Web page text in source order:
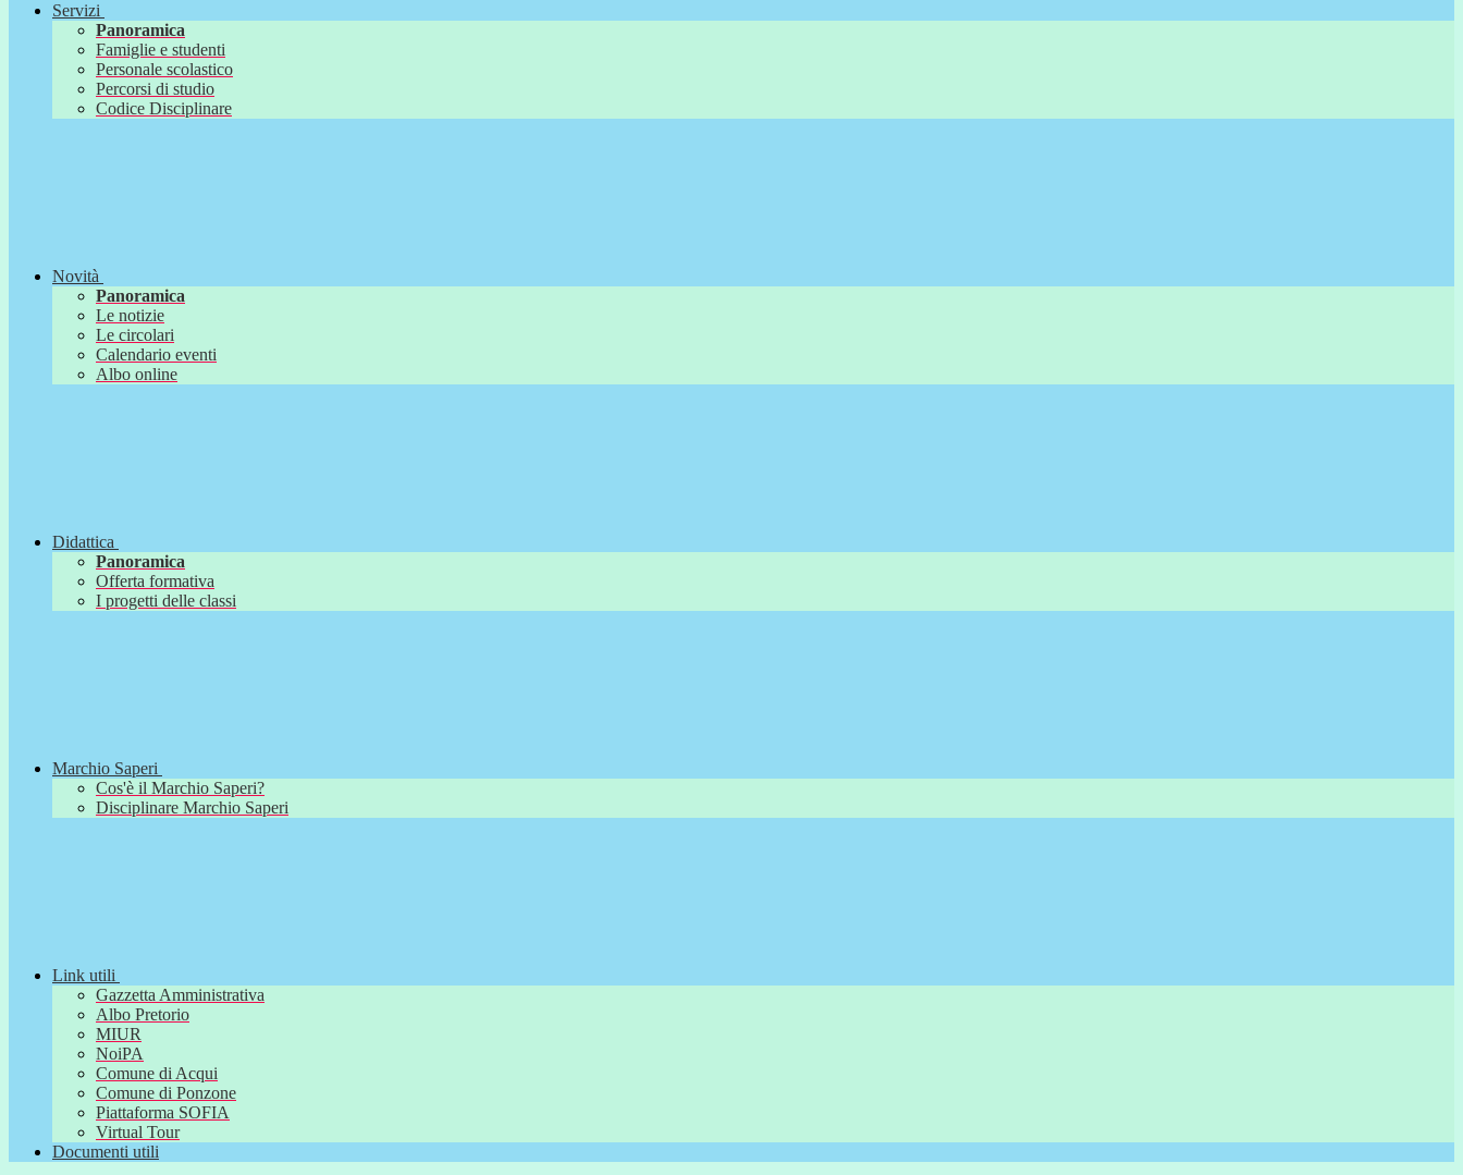
Servizi
Panoramica
Famiglie e studenti
Personale scolastico
Percorsi di studio
Codice Disciplinare
Novità
Panoramica
Le notizie
Le circolari
Calendario eventi
Albo online
Didattica
Panoramica
Offerta formativa
I progetti delle classi
Marchio Saperi
Cos'è il Marchio Saperi?
Disciplinare Marchio Saperi
Link utili
Gazzetta Amministrativa
Albo Pretorio
MIUR
NoiPA
Comune di Acqui
Comune di Ponzone
Piattaforma SOFIA
Virtual Tour
Documenti utili